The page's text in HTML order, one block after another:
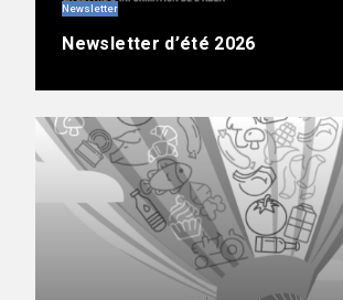
Newsletter
Newsletter d’été 2026